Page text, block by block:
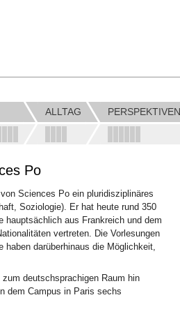
ALLTAG PERSPEKTIVEN
Po
Sciences Po ein pluridisziplinäres
Soziologie). Er hat heute rund 350
hauptsächlich aus Frankreich und dem
vertreten. Die Vorlesungen
darüberhinaus die Möglichkeit,
deutschsprachigen Raum hin
dem Campus in Paris sechs